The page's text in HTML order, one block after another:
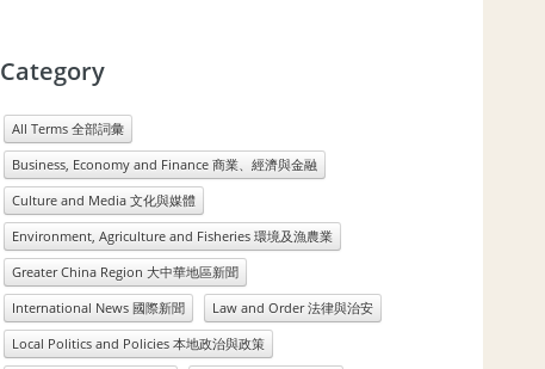
Category
All Terms 全部詞彙
Business, Economy and Finance 商業、經濟與金融
Culture and Media 文化與媒體
Environment, Agriculture and Fisheries 環境及漁農業
Greater China Region 大中華地區新聞
International News 國際新聞
Law and Order 法律與治安
Local Politics and Policies 本地政治與政策